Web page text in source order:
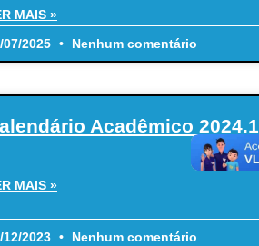
MAIS »
07/2025
Nenhum comentário
Acadêmico 2024.1
MAIS »
12/2023 Nenhum comentário